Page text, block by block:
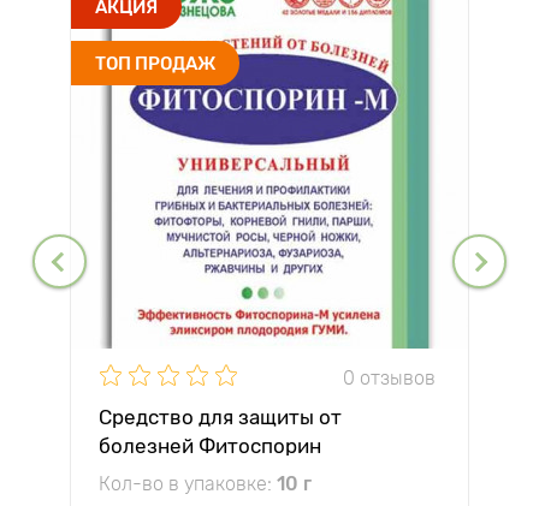
АКЦИЯ
ТОП ПРОДАЖ
0 отзывов
Средство для защиты от
болезней Фитоспорин
Кол-во в упаковке: 10 г